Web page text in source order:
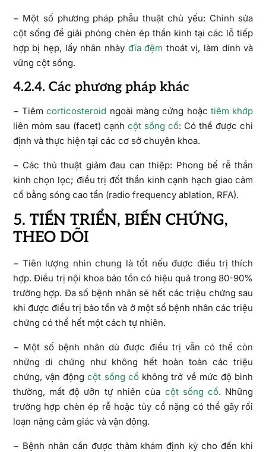
− Một số phương pháp phẫu thuật chủ yếu: Chỉnh sửa
cột sống để giải phóng chèn ép thần kinh tại các lỗ tiếp
hợp bị hẹp, lấy nhân nhày đĩa đệm thoát vị, làm dính và
vững cột sống.
4.2.4. Các phương pháp khác
− Tiêmcorticosteroid ngoài màng cứng hoặctiêm khớp
liên mỏm sau (facet) cạnh cột sống cổ: Có thể được chỉ
định và thực hiện tại các cơ sở chuyên khoa.
− Các thủ thuật giảm đau can thiệp: Phong bế rễ thần
kinh chọn lọc; điều trị đốt thần kinh cạnh hạch giao cảm
cổ bằng sóng cao tần (radio frequency ablation, RFA).
5. TIẾN TRIỂN, BIẾN CHỨNG,
THEO DÕI
− Tiên lượng nhìn chung là tốt nếu được điều trị thích
hợp. Điều trị nội khoa bảo tồn có hiệu quả trong 80-90%
trường hợp. Đa số bệnh nhân sẽ hết các triệu chứng sau
khi được điều trị bảo tồn và ở một số bệnh nhân các triệu
chứng có thể hết một cách tự nhiên.
− Một số bệnh nhân dù được điều trị vẫn có thể còn
những di chứng như không hết hoàn toàn các triệu
chứng, vận độngcột sống cổkhông trở về mức độ bình
thường, mất độ ưỡn tự nhiên của cột sống cổ. Những
trường hợp chèn ép rễ hoặc tủy cổ nặng có thể gây rối
loạn nặng cảm giác và vận động.
− Bệnh nhân cần được thăm khám định kỳ cho đến khi